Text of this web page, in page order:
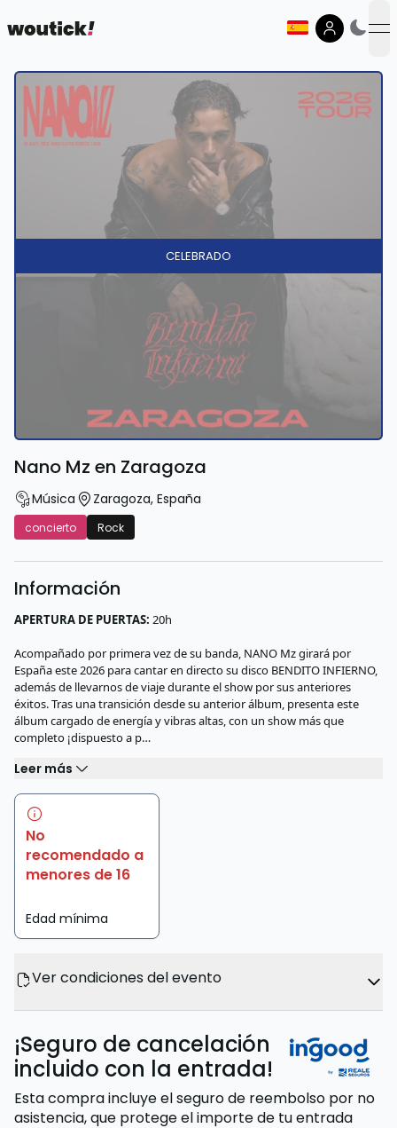
CELEBRADO
Nano Mz en Zaragoza
Música Zaragoza, España
concierto Rock
Información
APERTURA DE PUERTAS: 20h
Acompañado por primera vez de su banda, NANO Mz girará por
España este 2026 para cantar en directo su disco BENDITO INFIERNO,
además de llevarnos de viaje durante el show por sus anteriores
éxitos. Tras una transición desde su anterior álbum, presenta este
álbum cargado de energía y vibras altas, con un show más que
completo ¡dispuesto a p…
Leer más
No
recomendado a
menores de 16
Edad mínima
Ver condiciones del evento
¡Seguro de cancelación
incluido con la entrada!
Esta compra incluye el seguro de reembolso por no
asistencia, que protege el importe de tu entrada